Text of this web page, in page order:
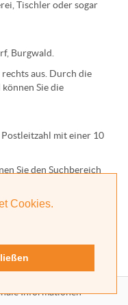
Cookies.
Tischleroder sogar
Burgwald.
aus. Durch die
Sie die
Postleitzahl mit einer 10
Sie den Suchbereich
die zu dieser
Fall Berlin.